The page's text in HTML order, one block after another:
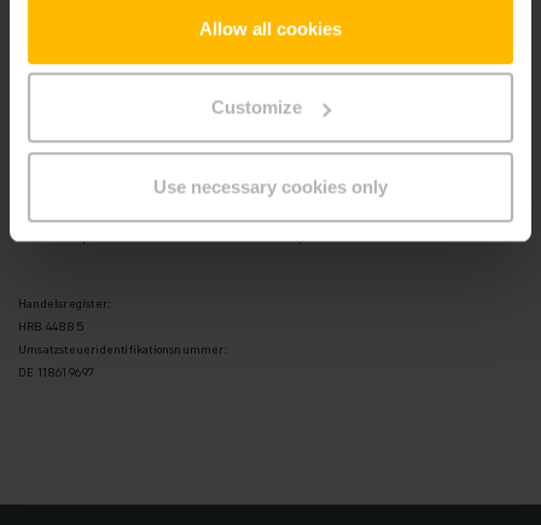
Allow all cookies
Customize
Use necessary cookies only
Handelsregister:
HRB 44885
Umsatzsteueridentifikationsnummer:
DE 118619697